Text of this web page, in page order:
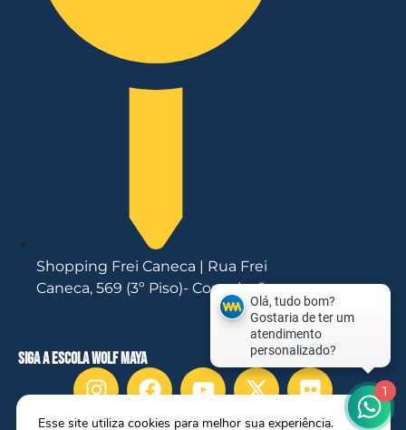
Shopping Frei Caneca | Rua Frei
Caneca, 569 (3º Piso)- Consolação
siga a escola wolf maya
Esse site utiliza cookies para melhor sua experiência.
1